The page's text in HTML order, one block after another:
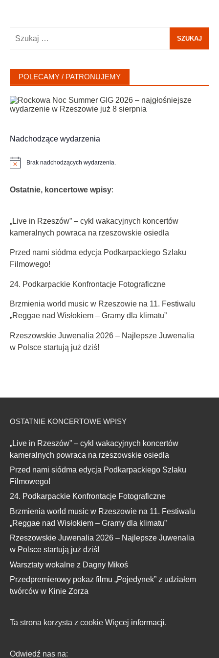
POLECAMY / PATRONUJEMY
Nadchodzące wydarzenia
Powiadomienie
Brak nadchodzących wydarzenia.
Ostatnie, koncertowe wpisy:
„Live in Rzeszów” – cykl wakacyjnych koncertów
kameralnych powraca na rzeszowskie osiedla
Przed nami siódma edycja Podkarpackiego Szlaku
Filmowego!
24. Podkarpackie Konfrontacje Fotograficzne
Brzmienia world music w Rzeszowie na 11. Festiwalu
„Reggae nad Wisłokiem – Gramy dla klimatu”
Rzeszowskie Juwenalia 2026 – Najlepsze Juwenalia
w Polsce startują już dziś!
OSTATNIE KONCERTOWE WPISY
„Live in Rzeszów” – cykl wakacyjnych koncertów
kameralnych powraca na rzeszowskie osiedla
Przed nami siódma edycja Podkarpackiego Szlaku
Filmowego!
24. Podkarpackie Konfrontacje Fotograficzne
Brzmienia world music w Rzeszowie na 11. Festiwalu
„Reggae nad Wisłokiem – Gramy dla klimatu”
Rzeszowskie Juwenalia 2026 – Najlepsze Juwenalia
w Polsce startują już dziś!
Warsztaty wokalne z Dagny Mikoś
Przedpremierowy pokaz filmu „Pojedynek” z udziałem
twórców w Kinie Zorza
Ta strona korzysta z cookie Więcej informacji.
Odwiedź nas na: